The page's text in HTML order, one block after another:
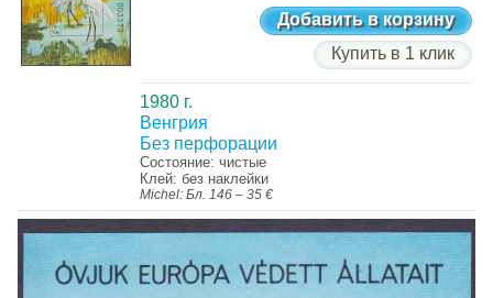
Добавить в корзину
Купить в 1 клик
1980 г.
Венгрия
Без перфорации
Состояние: чистые
Клей: без наклейки
Michel: Бл. 146 – 35 €